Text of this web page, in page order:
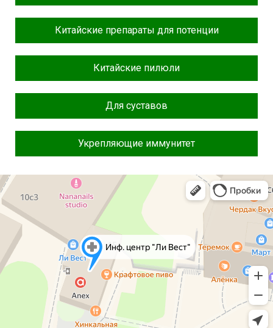
Китайские препараты для потенции
Китайские пилюли
Для суставов
Укрепляющие иммунитет